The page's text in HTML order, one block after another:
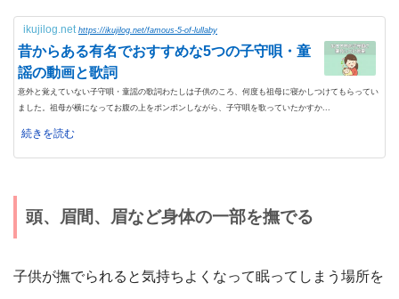
ikujilog.net https://ikujilog.net/famous-5-of-lullaby
昔からある有名でおすすめな5つの子守唄・童
謡の動画と歌詞
意外と覚えていない子守唄・童謡の歌詞わたしは子供のころ、何度も祖母に寝かしつけてもらってい
ました。祖母が横になってお腹の上をポンポンしながら、子守唄を歌っていたかすか...
続きを読む
頭、眉間、眉など身体の一部を撫でる
子供が撫でられると気持ちよくなって眠ってしまう場所を